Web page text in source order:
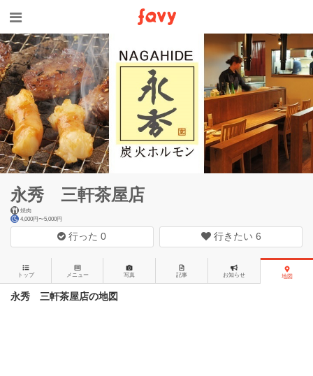
永秀 三軒茶屋店
焼肉
4,000円〜5,000円
行った0 行きたい 6
トップ メニュー 写真 記事 お知らせ 地図
永秀 三軒茶屋店の地図